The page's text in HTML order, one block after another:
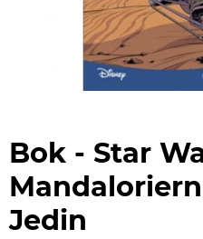
Bok - Star
Jedin